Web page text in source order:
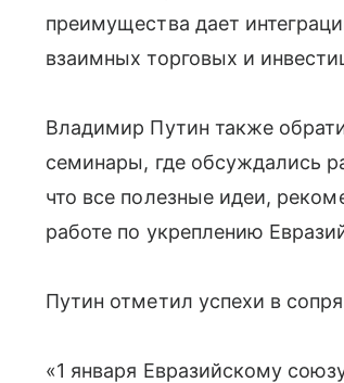
преимущества дает
взаимных торговых и
Владимир Путин также
семинары, где обсуждались
что все полезные идеи,
работе по укреплению
Путин отметил успехи в
«1 января Евразийскому